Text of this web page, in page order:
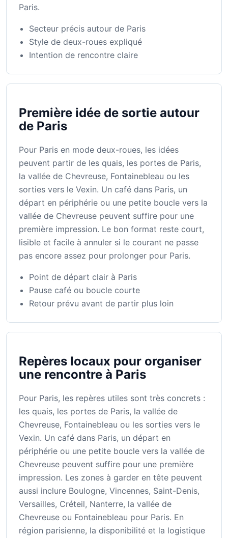
Paris.
Secteur précis autour de Paris
Style de deux-roues expliqué
Intention de rencontre claire
Première idée de sortie autour
de Paris
Pour Paris en mode deux-roues, les idées
peuvent partir de les quais, les portes de Paris,
la vallée de Chevreuse, Fontainebleau ou les
sorties vers le Vexin. Un café dans Paris, un
départ en périphérie ou une petite boucle vers la
vallée de Chevreuse peuvent suffire pour une
première impression. Le bon format reste court,
lisible et facile à annuler si le courant ne passe
pas encore assez pour prolonger pour Paris.
Point de départ clair à Paris
Pause café ou boucle courte
Retour prévu avant de partir plus loin
Repères locaux pour organiser
une rencontre à Paris
Pour Paris, les repères utiles sont très concrets :
les quais, les portes de Paris, la vallée de
Chevreuse, Fontainebleau ou les sorties vers le
Vexin. Un café dans Paris, un départ en
périphérie ou une petite boucle vers la vallée de
Chevreuse peuvent suffire pour une première
impression. Les zones à garder en tête peuvent
aussi inclure Boulogne, Vincennes, Saint-Denis,
Versailles, Créteil, Nanterre, la vallée de
Chevreuse ou Fontainebleau pour Paris. En
région parisienne, la disponibilité et la logistique